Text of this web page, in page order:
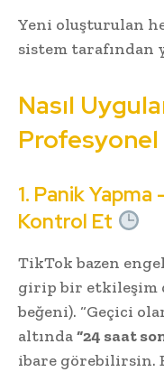
Yeni oluşturulan
sistem tarafından
Nasıl
Profesyonel
1. Panik
Kontrol Et
TikTok bazen
girip bir etkileşim
beğeni). “Geçici
altında“24 saat
ibare görebilirsin.